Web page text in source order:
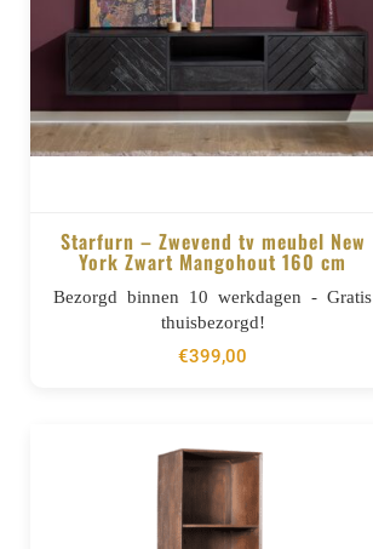
BESTELLEN
Starfurn – Zwevend tv meubel New
York Zwart Mangohout 160 cm
Bezorgd binnen 10 werkdagen - Gratis
thuisbezorgd!
€399,00